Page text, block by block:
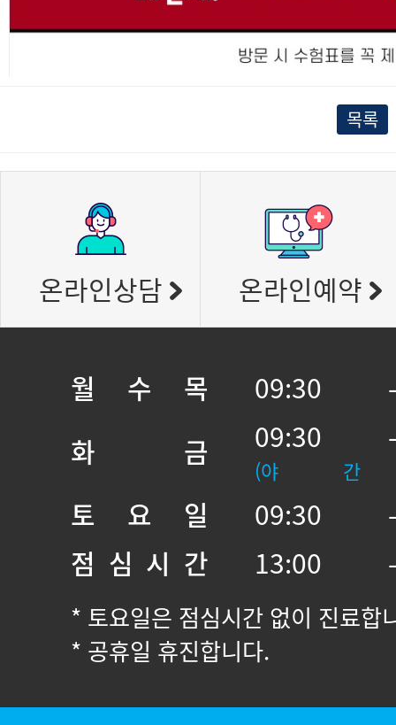
목록
온라인상담 온라인예약
월 수 목
09:30
화 금
09:30
(야 간
토 요 일
09:30
점 심 시 간
13:00
* 토요일은 점심시간 없이 진료합
* 공휴일 휴진합니다.